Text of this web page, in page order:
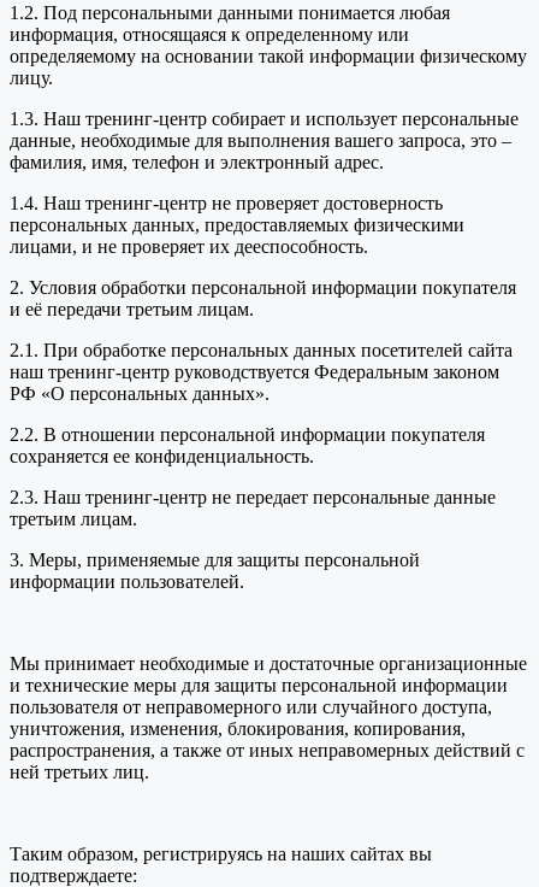
1.2. Под персональными данными понимается любая
информация, относящаяся к определенному или
определяемому на основании такой информации физическому
лицу.
1.3. Наш тренинг-центр собирает и использует персональные
данные, необходимые для выполнения вашего запроса, это –
фамилия, имя, телефон и электронный адрес.
1.4. Наш тренинг-центр не проверяет достоверность
персональных данных, предоставляемых физическими
лицами, и не проверяет их дееспособность.
2. Условия обработки персональной информации покупателя
и её передачи третьим лицам.
2.1. При обработке персональных данных посетителей сайта
наш тренинг-центр руководствуется Федеральным законом
РФ «О персональных данных».
2.2. В отношении персональной информации покупателя
сохраняется ее конфиденциальность.
2.3. Наш тренинг-центр не передает персональные данные
третьим лицам.
3. Меры, применяемые для защиты персональной
информации пользователей.
Мы принимает необходимые и достаточные организационные
и технические меры для защиты персональной информации
пользователя от неправомерного или случайного доступа,
уничтожения, изменения, блокирования, копирования,
распространения, а также от иных неправомерных действий с
ней третьих лиц.
Таким образом, регистрируясь на наших сайтах вы
подтверждаете: